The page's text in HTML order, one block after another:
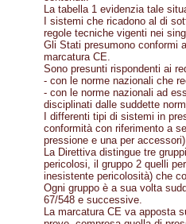
La tabella 1 evidenzia tale
I sistemi che ricadono al di
regole tecniche vigenti nei
Gli Stati presumono conformi
marcatura CE.
Sono presunti rispondenti ai
- con le norme nazionali che
- con le norme nazionali ad
disciplinati dalle suddette
I differenti tipi di sistemi in
conformità con riferimento a
pressione e una per
La Direttiva distingue tre
pericolosi, il gruppo 2 quelli
inesistente pericolosità) che
Ogni gruppo è a sua volta
67/548 e successive.
La marcatura CE va apposta